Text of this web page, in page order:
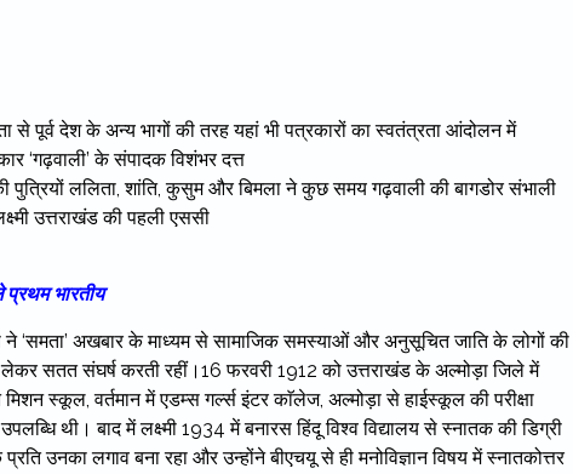
से पूर्व देश के अन्य भागों की तरह यहां भी पत्रकारों का स्वतंत्रता आंदोलन में
‘गढ़वाली’ के संपादक विशंभर दत्त
ललिता, शांति, कुसुम और बिमला ने कुछ समय गढ़वाली की बागडोर संभाली
उत्तराखंड की पहली एससी
प्रथम भारतीय
ने ‘समता’ अखबार के माध्यम से सामाजिक समस्याओं और अनुसूचित जाति के लोगों की
सतत संघर्ष करती रहीं।16 फरवरी 1912 को उत्तराखंड के अल्मोड़ा जिले में
स्कूल, वर्तमान में एडम्स गर्ल्स इंटर काॅलेज, अल्मोड़ा से हाईस्कूल की परीक्षा
थी। बाद में लक्ष्मी 1934 में बनारस हिंदू विश्व विद्यालय से स्नातक की डिग्री
उनका लगाव बना रहा और उन्होंने बीएचयू से ही मनोविज्ञान विषय में स्नातकोत्तर